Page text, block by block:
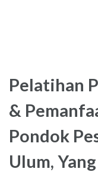
Pelatihan
&
Pondok
Ulum,